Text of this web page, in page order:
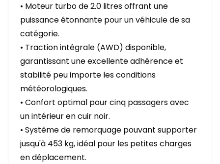
• Moteur turbo de 2.0 litres offrant une
puissance étonnante pour un véhicule de sa
catégorie.
• Traction intégrale (AWD) disponible,
garantissant une excellente adhérence et
stabilité peu importe les conditions
météorologiques.
• Confort optimal pour cinq passagers avec
un intérieur en cuir noir.
• Système de remorquage pouvant supporter
jusqu'à 453 kg, idéal pour les petites charges
en déplacement.